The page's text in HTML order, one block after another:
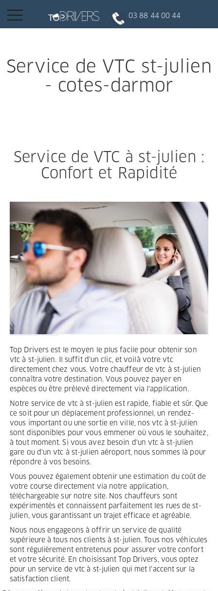
INSCRIPTION CLIENT
Conduire
Termes et Conditions
Mentions légales
Privacy
Basculer
03 88 44 00 44
Service de VTC st-julien
- cotes-darmor
Service de VTC à st-julien :
Confort et Rapidité
Top Drivers est le moyen le plus facile pour obtenir son
vtc à st-julien. Il suffit d'un clic, et voilà votre vtc
directement chez vous. Votre chauffeur de vtc à st-julien
connaîtra votre destination. Vous pouvez payer en
espèces ou être prélevé directement via l'application.
Notre service de vtc à st-julien est rapide, fiable et sûr. Que
ce soit pour un déplacement professionnel, un rendez-
vous important ou une sortie en ville, nos vtc à st-julien
sont disponibles pour vous emmener où vous le souhaitez,
à tout moment. Si vous avez besoin d'un vtc à st-julien
gare ou d'un vtc à st-julien aéroport, nous sommes là pour
répondre à vos besoins.
Vous pouvez également obtenir une estimation du coût de
votre course directement via notre application,
téléchargeable sur notre site. Nos chauffeurs sont
expérimentés et connaissent parfaitement les rues de st-
julien, vous garantissant un trajet efficace et agréable.
Nous nous engageons à offrir un service de qualité
supérieure à tous nos clients à st-julien. Tous nos véhicules
sont régulièrement entretenus pour assurer votre confort
et votre sécurité. En choisissant Top Drivers, vous optez
pour un service de vtc à st-julien qui met l'accent sur la
satisfaction client.